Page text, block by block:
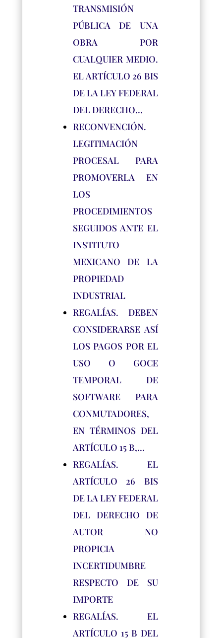
TRANSMISIÓN
PÚBLICA DE UNA
OBRA POR
CUALQUIER MEDIO.
EL ARTÍCULO 26 BIS
DE LA LEY FEDERAL
DEL DERECHO…
RECONVENCIÓN.
LEGITIMACIÓN
PROCESAL PARA
PROMOVERLA EN
LOS
PROCEDIMIENTOS
SEGUIDOS ANTE EL
INSTITUTO
MEXICANO DE LA
PROPIEDAD
INDUSTRIAL
REGALÍAS. DEBEN
CONSIDERARSE ASÍ
LOS PAGOS POR EL
USO O GOCE
TEMPORAL DE
SOFTWARE PARA
CONMUTADORES,
EN TÉRMINOS DEL
ARTÍCULO 15 B,…
REGALÍAS. EL
ARTÍCULO 26 BIS
DE LA LEY FEDERAL
DEL DERECHO DE
AUTOR NO
PROPICIA
INCERTIDUMBRE
RESPECTO DE SU
IMPORTE
REGALÍAS. EL
ARTÍCULO 15 B DEL